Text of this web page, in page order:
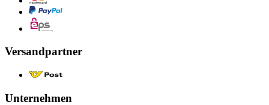
Versandpartner
Unternehmen